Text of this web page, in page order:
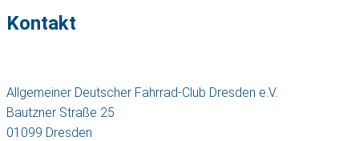
Kontakt
Allgemeiner Deutscher Fahrrad-Club Dresden e.V.
Bautzner Straße 25
01099 Dresden